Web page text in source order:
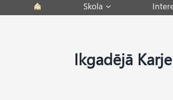
Skola
Ikgadējā